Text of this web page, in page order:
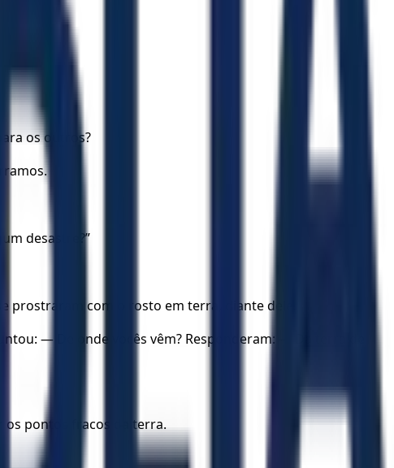
os outros?
desastre?”
prostraram com o rosto em terra, diante dele.
— De onde vocês vêm? Responderam: — Da terra de
os pontos fracos da terra.